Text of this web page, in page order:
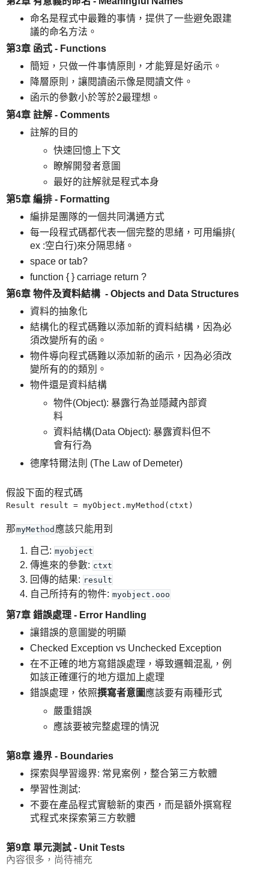
命名是程式中最難的事情，提供了一些避免跟建
議的命名方法。
第3章 函式 - Functions
簡短，只做一件事情原則，才能算是好函示。
降層原則，讓閱讀函示像是閱讀文件。
函示的參數小於等於2最理想。
第4章 註解 - Comments
註解的目的
快速回憶上下文
瞭解開發者意圖
最好的註解就是程式本身
第5章 編排 - Formatting
編排是團隊的一個共同溝通方式
每一段程式碼都代表一個完整的思緒，可用編排(
ex :空白行)來分隔思緒。
space or tab?
function { } carriage return ?
第6章 物件及資料結構 - Objects and Data Structures
資料的抽象化
結構化的程式碼難以添加新的資料結構，因為必
須改變所有的函。
物件導向程式碼難以添加新的函示，因為必須改
變所有的的類別。
物件還是資料結構
物件(Object): 暴露行為並隱藏內部資
料
資料結構(Data Object): 暴露資料但不
會有行為
德摩特爾法則 (The Law of Demeter)
假設下面的程式碼
Result result = myObject.myMethod(ctxt)
那myMethod 應該只能用到
自己: myobject
傳進來的參數: ctxt
回傳的結果: result
自己所持有的物件: myobject.ooo
第7章 錯誤處理 - Error Handling
讓錯誤的意圖變的明顯
Checked Exception vs Unchecked Exception
在不正確的地方寫錯誤處理，導致邏輯混亂，例
如該正確運行的地方還加上處理
錯誤處理，依照撰寫者意圖應該要有兩種形式
嚴重錯誤
應該要被完整處理的情況
第8章 邊界 - Boundaries
探索與學習邊界: 常見案例，整合第三方軟體
學習性測試:
不要在產品程式實驗新的東西，而是額外撰寫程
式程式來探索第三方軟體
第9章 單元測試 - Unit Tests
內容很多，尚待補充